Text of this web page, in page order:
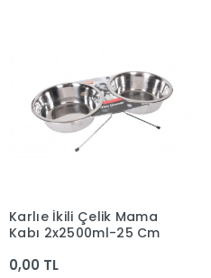
Karlıe İkili Çelik Mama
Kabı 2x2500ml-25 Cm
0,00 TL